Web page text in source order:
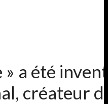
» a été
créateur